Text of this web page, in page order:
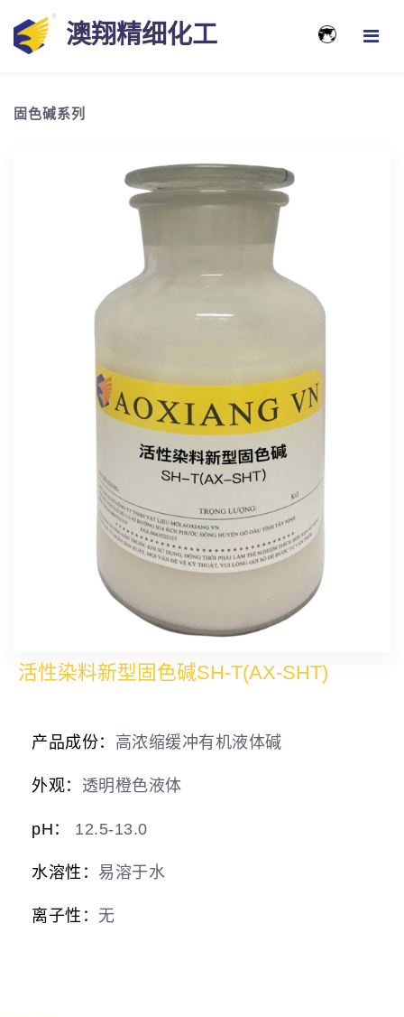
澳翔精细化工
固色碱系列
活性染料新型固色碱SH-T(AX-SHT)
产品成份： 高浓缩缓冲有机液体碱
外观： 透明橙色液体
pH： 12.5-13.0
水溶性： 易溶于水
离子性： 无